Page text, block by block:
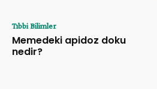
Tıbbi Bilimler
Memedeki apidoz doku
nedir?